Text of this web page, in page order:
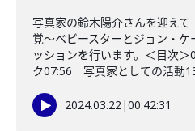
写真家の鈴木陽介さんを迎え
覚〜ベビースターとジョン・
ッションを行います。＜目次
ク07:56 写真家としての活動
2024.03.22|00:42:31